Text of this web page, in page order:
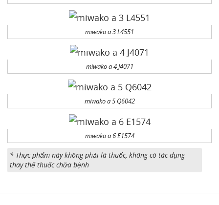
miwako a 3 L4551
miwako a 4 J4071
miwako a 5 Q6042
miwako a 6 E1574
* Thực phẩm này không phải là thuốc, không có tác dụng
thay thế thuốc chữa bệnh